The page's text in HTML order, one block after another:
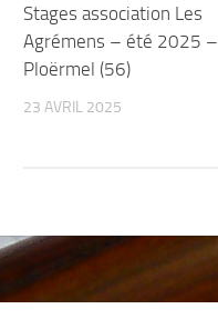
Stages association Les
Agrémens – été 2025 –
Ploërmel (56)
23 AVRIL 2025